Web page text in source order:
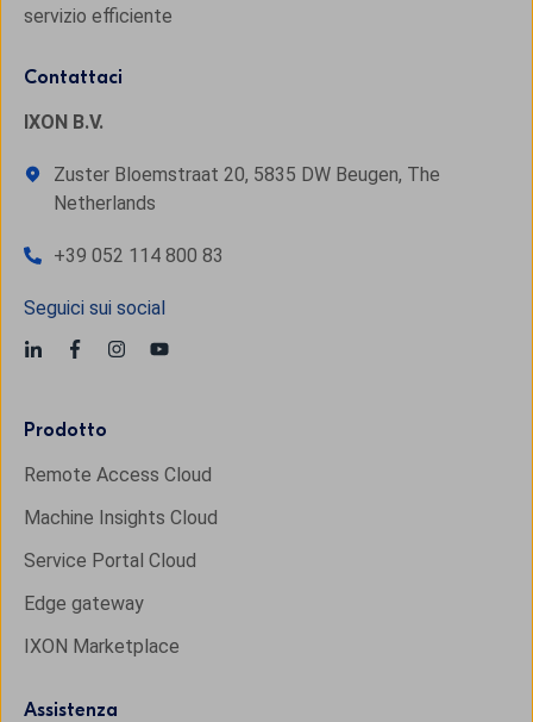
servizio efficiente
Contattaci
IXON B.V.
Zuster Bloemstraat 20, 5835 DW Beugen, The
Netherlands
+39 052 114 800 83
Seguici sui social
Prodotto
Remote Access Cloud
Machine Insights Cloud
Service Portal Cloud
Edge gateway
IXON Marketplace
Assistenza